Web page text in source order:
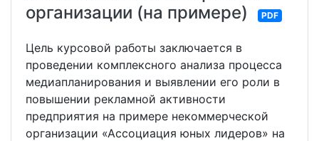
организации (на примере)
PDF
Цель курсовой работы заключается в
проведении комплексного анализа процесса
медиапланирования и выявлении его роли в
повышении рекламной активности
предприятия на примере некоммерческой
организации «Ассоциация юных лидеров» на